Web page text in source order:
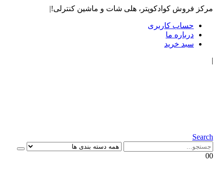
مرکز فروش کوادکوپتر، هلی شات و ماشین کنترلی!|
حساب کاربری
درباره ما
سبد خرید
|
Search
00